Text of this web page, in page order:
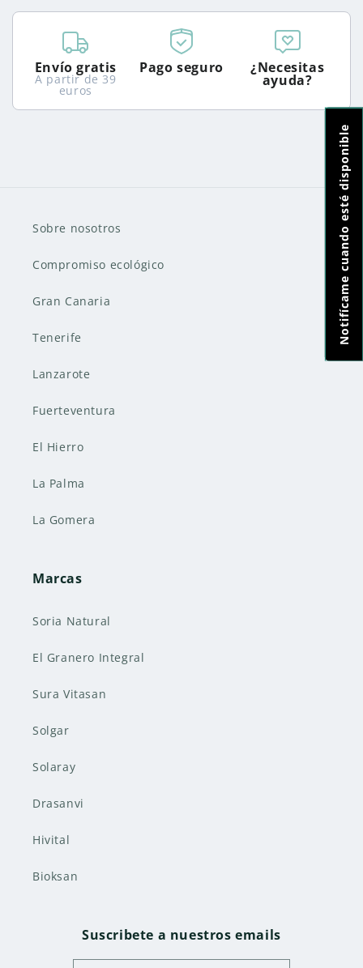
Envío gratis
A partir de 39
euros
Pago seguro ¿Necesitas
ayuda?
Sobre nosotros
Compromiso ecológico
Gran Canaria
Tenerife
Lanzarote
Fuerteventura
El Hierro
La Palma
La Gomera
Marcas
Soria Natural
El Granero Integral
Sura Vitasan
Solgar
Solaray
Drasanvi
Hivital
Bioksan
Suscribete a nuestros emails
Notifícame cuando esté disponible